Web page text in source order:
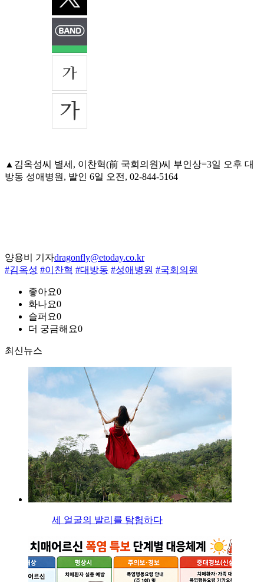
▲김옥성씨 별세, 이찬혁(前 국회의원)씨 부인상=3일 오후 대
방동 성애병원, 발인 6일 오전, 02-844-5164
양용비 기자dragonfly@etoday.co.kr
#김옥성 #이찬혁 #대방동 #성애병원 #국회의원
좋아요0
화나요0
슬퍼요0
더 궁금해요0
최신뉴스
세 얼굴의 발리를 탐험하다